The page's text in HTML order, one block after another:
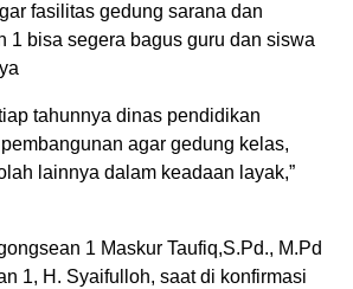
fasilitas gedung sarana dan
1 bisa segera bagus guru dan siswa
tahunnya dinas pendidikan
agar gedung kelas,
lainnya dalam keadaan layak,”
1 Maskur Taufiq,S.Pd., M.Pd
1, H. Syaifulloh, saat di konfirmasi